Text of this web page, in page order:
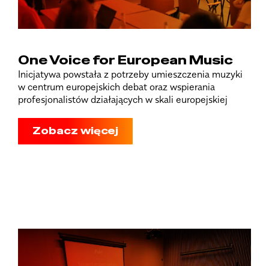
One Voice for European Music
Inicjatywa powstała z potrzeby umieszczenia muzyki
w centrum europejskich debat oraz wspierania
profesjonalistów działających w skali europejskiej
Zobacz więcej